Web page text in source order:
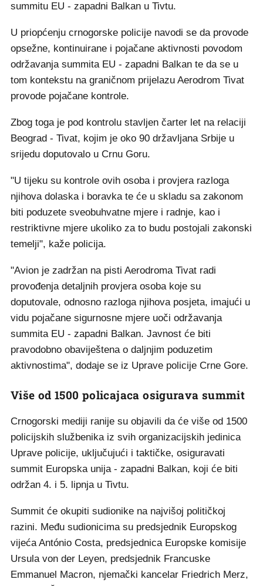
summitu EU - zapadni Balkan u Tivtu.
U priopćenju crnogorske policije navodi se da provode
opsežne, kontinuirane i pojačane aktivnosti povodom
održavanja summita EU - zapadni Balkan te da se u
tom kontekstu na graničnom prijelazu Aerodrom Tivat
provode pojačane kontrole.
Zbog toga je pod kontrolu stavljen čarter let na relaciji
Beograd - Tivat, kojim je oko 90 državljana Srbije u
srijedu doputovalo u Crnu Goru.
"U tijeku su kontrole ovih osoba i provjera razloga
njihova dolaska i boravka te će u skladu sa zakonom
biti poduzete sveobuhvatne mjere i radnje, kao i
restriktivne mjere ukoliko za to budu postojali zakonski
temelji", kaže policija.
"Avion je zadržan na pisti Aerodroma Tivat radi
provođenja detaljnih provjera osoba koje su
doputovale, odnosno razloga njihova posjeta, imajući u
vidu pojačane sigurnosne mjere uoči održavanja
summita EU - zapadni Balkan. Javnost će biti
pravodobno obaviještena o daljnjim poduzetim
aktivnostima", dodaje se iz Uprave policije Crne Gore.
Više od 1500 policajaca osigurava summit
Crnogorski mediji ranije su objavili da će više od 1500
policijskih službenika iz svih organizacijskih jedinica
Uprave policije, uključujući i taktičke, osiguravati
summit Europska unija - zapadni Balkan, koji će biti
održan 4. i 5. lipnja u Tivtu.
Summit će okupiti sudionike na najvišoj političkoj
razini. Među sudionicima su predsjednik Europskog
vijeća António Costa, predsjednica Europske komisije
Ursula von der Leyen, predsjednik Francuske
Emmanuel Macron, njemački kancelar Friedrich Merz,